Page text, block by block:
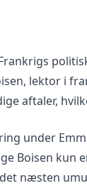
lektor i
aftaler,
under
Boisen kun
næsten